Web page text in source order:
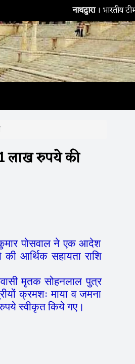
। भारतीय टीम के
लाख रुपये की
पोसवाल ने एक आदेश
आर्थिक सहायता राशि
मृतक सोहनलाल पुत्र
क्रमशः माया व जमना
स्वीकृत किये गए।